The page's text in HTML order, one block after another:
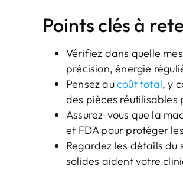
Points clés à
Vérifiez dans quelle
précision, énergie
Pensez aucoût total, y
des pièces réutilisables
Assurez-vous que la
et FDA pour protéger
Regardez les détails
solides aident votre